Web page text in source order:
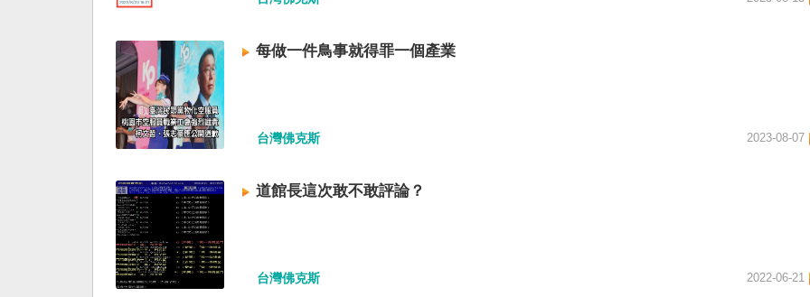
每做一件鳥事就得罪一個產業
台灣佛克斯 2023-08-07
道館長這次敢不敢評論？
台灣佛克斯 2022-06-21